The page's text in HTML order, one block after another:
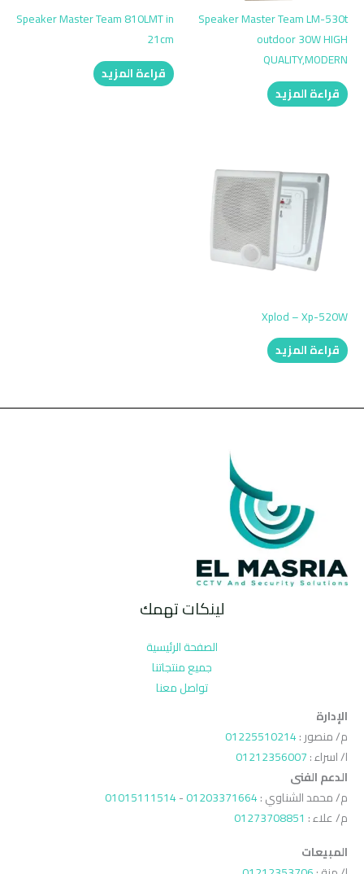
Speaker Master Team LM-530t
outdoor 30W HIGH
QUALITY,MODERN
قراءة المزيد
Speaker Master Team 810LMT in
21cm
قراءة المزيد
Xplod – Xp-520W
قراءة المزيد
لينكات تهمك
الصفحة الرئيسية
جميع منتجاتنا
تواصل معنا
الإدارة
م/ منصور :01225510214
ا/ اسراء :01212356007
الدعم الفنى
م/ محمد الشناوي :01203371664
-
01015111514
م/ علاء : 01273708851
المبيعات